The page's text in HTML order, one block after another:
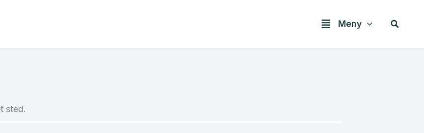
Meny Søk
sted.